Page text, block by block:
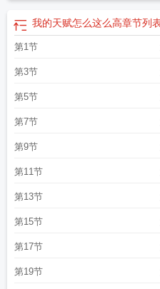
我的天赋怎么这么高章节列
第1节
第3节
第5节
第7节
第9节
第11节
第13节
第15节
第17节
第19节